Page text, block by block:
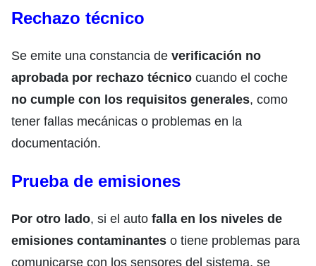
Rechazo técnico
Se emite una constancia de verificación no
aprobada por rechazo técnico cuando el coche
no cumple con los requisitos generales, como
tener fallas mecánicas o problemas en la
documentación.
Prueba de emisiones
Por otro lado, si el auto falla en los niveles de
emisiones contaminantes o tiene problemas para
comunicarse con los sensores del sistema, se